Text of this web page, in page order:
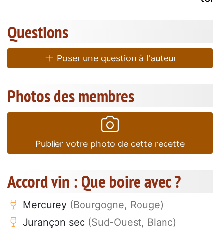
Questions
Poser une question à l'auteur
Photos des membres
Publier votre photo de cette recette
Accord vin : Que boire avec ?
Mercurey (Bourgogne, Rouge)
Jurançon sec (Sud-Ouest, Blanc)